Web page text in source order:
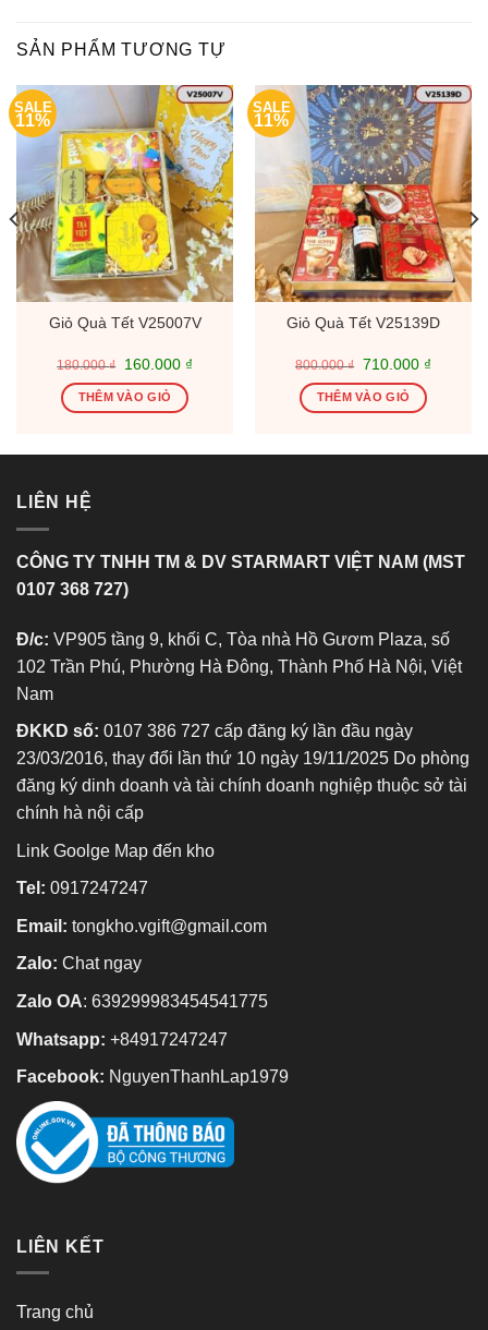
SẢN PHẨM TƯƠNG TỰ
SALE
11%
Giỏ Quà Tết V25007V
180.000₫
Giá
là:
180.000 ₫.
160.000 ₫Giá
THÊM VÀO GIỎ
SALE
11%
Giỏ Quà Tết V25139D
800.000₫
Giá
là:
800.000 ₫.
710.000 ₫Giá
THÊM VÀO GIỎ
LIÊN HỆ
CÔNG TY TNHH TM & DV STARMART VIỆT NAM (MST
0107 368 727)
Đ/c: VP905 tầng 9, khối C, Tòa nhà Hồ Gươm Plaza, số
102 Trần Phú, Phường Hà Đông, Thành Phố Hà Nội, Việt
Nam
ĐKKD số: 0107 386 727 cấp đăng ký lần đầu ngày
23/03/2016, thay đổi lần thứ 10 ngày 19/11/2025 Do phòng
đăng ký dinh doanh và tài chính doanh nghiệp thuộc sở tài
chính hà nội cấp
Link Goolge Map đến kho
Tel: 0917247247
Email: tongkho.vgift@gmail.com
Zalo: Chat ngay
Zalo OA: 639299983454541775
Whatsapp: +84917247247
Facebook: NguyenThanhLap1979
LIÊN KẾT
Trang chủ